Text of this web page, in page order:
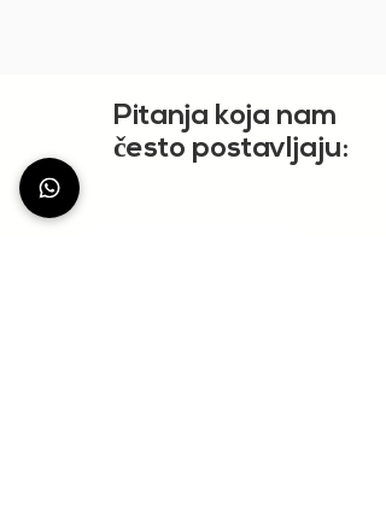
Pitanja koja nam
često postavljaju: